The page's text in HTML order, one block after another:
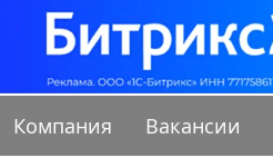
Компания Вакансии